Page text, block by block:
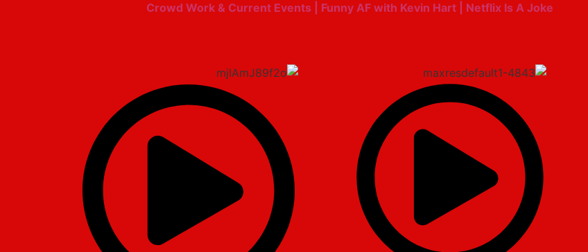
Crowd Work & Current Events | Funny AF with Kevin Hart | Netflix Is A Joke